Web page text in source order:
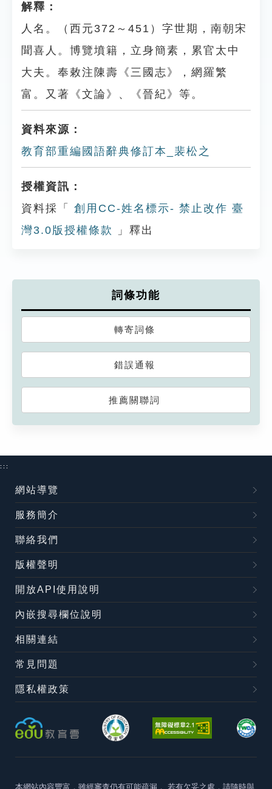
解釋：
人名。（西元372～451）字世期，南朝宋
聞喜人。博覽墳籍，立身簡素，累官太中
大夫。奉敕注陳壽《三國志》，網羅繁
富。又著《文論》、《晉紀》等。
資料來源：
教育部重編國語辭典修訂本_裴松之
授權資訊：
資料採「
創用CC-姓名標示- 禁止改作 臺
灣3.0版授權條款
」釋出
詞條功能
轉寄詞條
錯誤通報
推薦關聯詞
:::
網站導覽
服務簡介
聯絡我們
版權聲明
開放API使用說明
內嵌搜尋欄位說明
相關連結
常見問題
隱私權政策
本網站內容豐富，雖經審查仍有可能疏漏， 若有欠妥之處，請隨時與